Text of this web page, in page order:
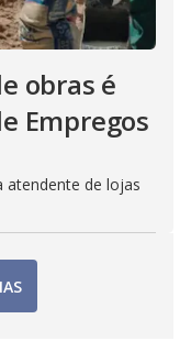
obras é
Empregos
atendente de lojas